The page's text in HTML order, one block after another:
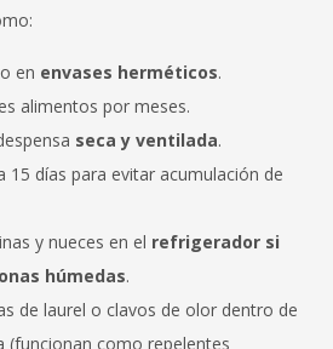
en envases herméticos.
alimentos por meses.
seca y ventilada.
15 días para evitar acumulación de
y nueces en el refrigerador si
húmedas.
de laurel o clavos de olor dentro de
(funcionan como repelentes